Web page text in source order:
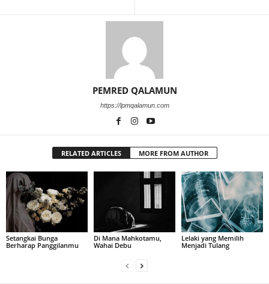
PEMRED QALAMUN
https://lpmqalamun.com
RELATED ARTICLES MORE FROM AUTHOR
Setangkai Bunga
Berharap Panggilanmu
Di Mana Mahkotamu,
Wahai Debu
Lelaki yang Memilih
Menjadi Tulang